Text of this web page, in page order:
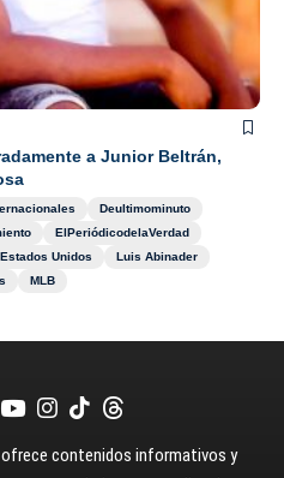
a Junior Beltrán,
Deultimominuto
ElPeriódicodelaVerdad
Estados Unidos
Luis Abinader
MLB
contenidos informativos y